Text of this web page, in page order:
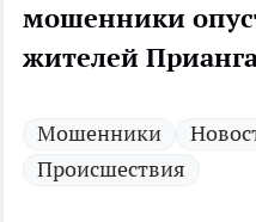
мошенники
жителей
Мошенники
Происшествия